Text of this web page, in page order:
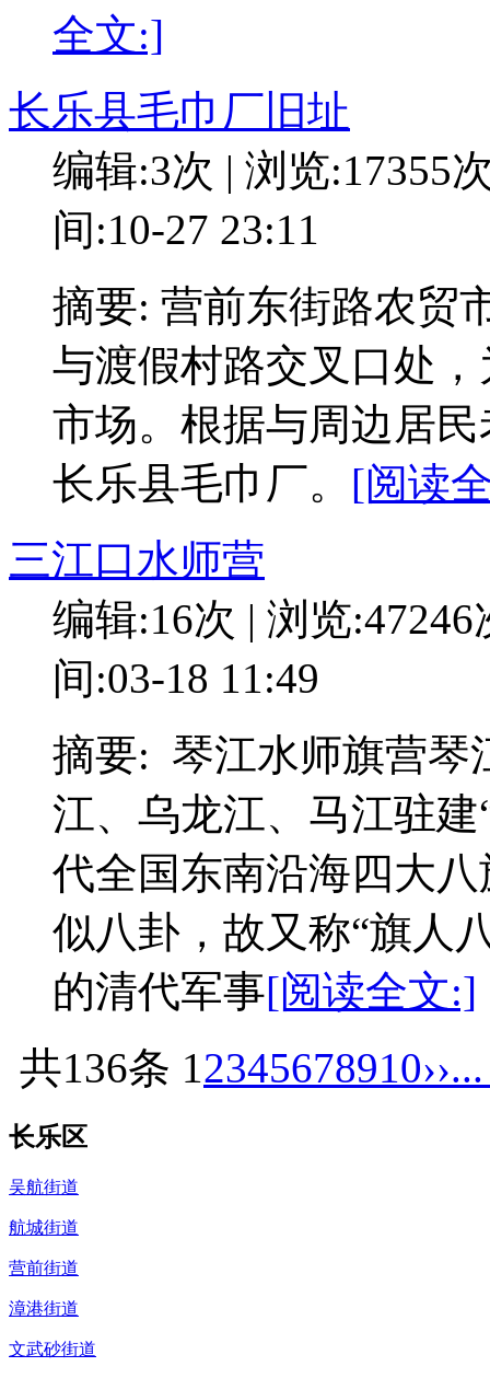
全文:]
长乐县毛巾厂旧址
编辑:3次 | 浏览:17355
间:10-27 23:11
摘要: 营前东街路农贸
与渡假村路交叉口处
市场。根据与周边居
长乐县毛巾厂。 [阅读
三江口水师营
编辑:16次 | 浏览:47246
间:03-18 11:49
摘要: 琴江水师旗营琴
江、乌龙江、马江驻
代全国东南沿海四大
似八卦，故又称“旗人
的清代军事[阅读全文:]
共136条 12345678910››
长乐区
吴航街道
航城街道
营前街道
漳港街道
文武砂街道